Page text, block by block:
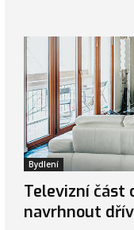
Bydlení
Televizní část
navrhnout